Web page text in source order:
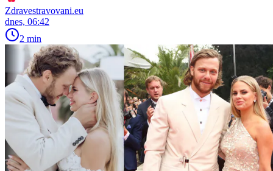
Zdravestravovani.eu
dnes, 06:42
2 min